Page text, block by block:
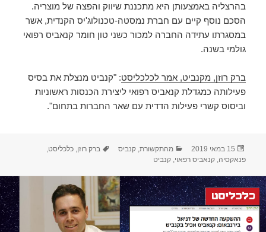
בהרצליה באמצעותן היא מתכננת שיווק והפצה של מוצריה.
הסכם נוסף קיים עם חברת נמסטה-טכנולוג'יס הקנדית, אשר
במסגרתו עתידה החברה למכור כשני טון חומר קנאביס רפואי
גולמי בשנה.
ברק רוזן, מקנביט, אמר לכלכליסט: "קנביט מנצלת את בסיס
פעילותה כמגדלת קנאביס רפואי ליצירת הכנסות ראשוניות
וביסוס קשרי פעילות הדדית עם שאר החברות בתחום".
פורסם
בתאריך
15 במאי 2019 קטגוריות
מהתקשורת,קנביס תגיות
ברק רוזן,כלכליסט,
פנאקסיה,קנאביס רפאוי,קנביט